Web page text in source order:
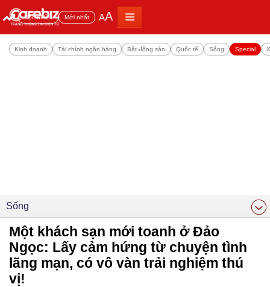
Đọc nhiều Mới nhất AA
Kinh doanh Tài chính ngân hàng Bất động sản Quốc tế Sống Special
Sống
Một khách sạn mới toanh ở Đảo
Ngọc: Lấy cảm hứng từ chuyện tình
lãng mạn, có vô vàn trải nghiệm thú
vị!